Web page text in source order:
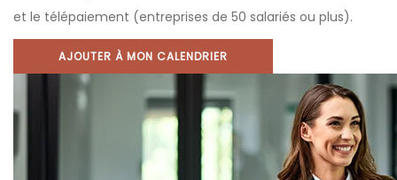
et le télépaiement (entreprises de 50 salariés ou plus).
AJOUTER À MON CALENDRIER